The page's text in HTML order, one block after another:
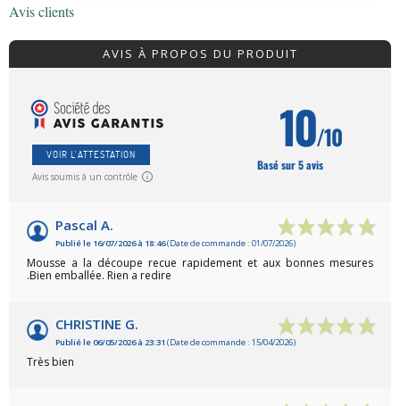
Avis clients
AVIS À PROPOS DU PRODUIT
VOIR L'ATTESTATION
Avis soumis à un contrôle
10/10
Basé sur 5 avis
Pascal A.
Publié le 16/07/2026 à 18:46(Date de commande : 01/07/2026)
Mousse a la découpe recue rapidement et aux bonnes mesures
.Bien emballée. Rien a redire
CHRISTINE G.
Publié le 06/05/2026 à 23:31 (Date de commande : 15/04/2026)
Très bien